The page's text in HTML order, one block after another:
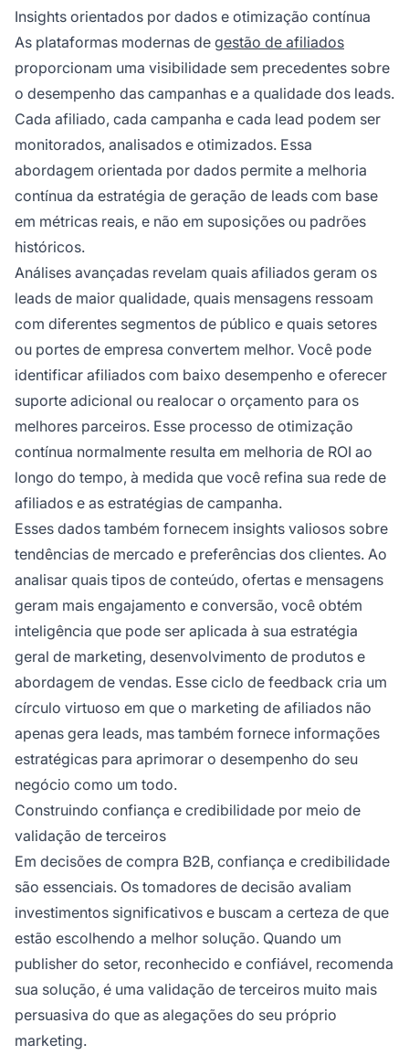
Insights orientados por dados e otimização contínua
As plataformas modernas de gestão de afiliados
proporcionam uma visibilidade sem precedentes sobre
o desempenho das campanhas e a qualidade dos leads.
Cada afiliado, cada campanha e cada lead podem ser
monitorados, analisados e otimizados. Essa
abordagem orientada por dados permite a melhoria
contínua da estratégia de geração de leads com base
em métricas reais, e não em suposições ou padrões
históricos.
Análises avançadas revelam quais afiliados geram os
leads de maior qualidade, quais mensagens ressoam
com diferentes segmentos de público e quais setores
ou portes de empresa convertem melhor. Você pode
identificar afiliados com baixo desempenho e oferecer
suporte adicional ou realocar o orçamento para os
melhores parceiros. Esse processo de otimização
contínua normalmente resulta em melhoria de ROI ao
longo do tempo, à medida que você refina sua rede de
afiliados e as estratégias de campanha.
Esses dados também fornecem insights valiosos sobre
tendências de mercado e preferências dos clientes. Ao
analisar quais tipos de conteúdo, ofertas e mensagens
geram mais engajamento e conversão, você obtém
inteligência que pode ser aplicada à sua estratégia
geral de marketing, desenvolvimento de produtos e
abordagem de vendas. Esse ciclo de feedback cria um
círculo virtuoso em que o marketing de afiliados não
apenas gera leads, mas também fornece informações
estratégicas para aprimorar o desempenho do seu
negócio como um todo.
Construindo confiança e credibilidade por meio de
validação de terceiros
Em decisões de compra B2B, confiança e credibilidade
são essenciais. Os tomadores de decisão avaliam
investimentos significativos e buscam a certeza de que
estão escolhendo a melhor solução. Quando um
publisher do setor, reconhecido e confiável, recomenda
sua solução, é uma validação de terceiros muito mais
persuasiva do que as alegações do seu próprio
marketing.